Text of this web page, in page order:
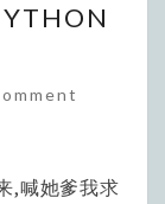
,喊她爹我求